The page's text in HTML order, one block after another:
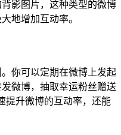
影图片，这种类型的微博
地增加互动率。
你可以定期在微博上发起
微博，抽取幸运粉丝赠送
提升微博的互动率，还能